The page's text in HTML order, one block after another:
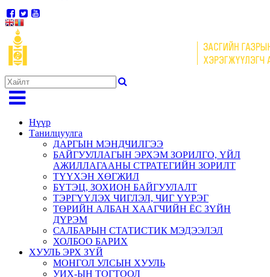
Нүүр
Танилцуулга
ДАРГЫН МЭНДЧИЛГЭЭ
БАЙГУУЛЛАГЫН ЭРХЭМ ЗОРИЛГО, ҮЙЛ
АЖИЛЛАГААНЫ СТРАТЕГИЙН ЗОРИЛТ
ТҮҮХЭН ХӨГЖИЛ
БҮТЭЦ, ЗОХИОН БАЙГУУЛАЛТ
ТЭРГҮҮЛЭХ ЧИГЛЭЛ, ЧИГ ҮҮРЭГ
ТӨРИЙН АЛБАН ХААГЧИЙН ЁС ЗҮЙН
ДҮРЭМ
САЛБАРЫН СТАТИСТИК МЭДЭЭЛЭЛ
ХОЛБОО БАРИХ
ХУУЛЬ ЭРХ ЗҮЙ
МОНГОЛ УЛСЫН ХУУЛЬ
УИХ-ЫН ТОГТООЛ